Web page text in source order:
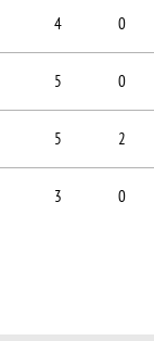
4 0
5 0
5 2
3 0